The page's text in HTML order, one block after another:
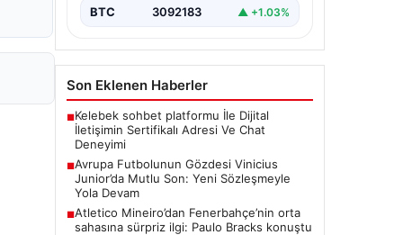
BTC 3092183 ▲ +1.03%
Son Eklenen Haberler
■Kelebek sohbet platformu İle Dijital
İletişimin Sertifikalı Adresi Ve Chat
Deneyimi
■Avrupa Futbolunun Gözdesi Vinicius
Junior’da Mutlu Son: Yeni Sözleşmeyle
Yola Devam
■Atletico Mineiro’dan Fenerbahçe’nin orta
sahasına sürpriz ilgi: Paulo Bracks konuştu